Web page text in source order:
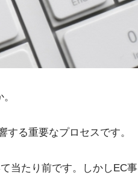
る重要なプロセスです。
当たり前です。しかしEC事